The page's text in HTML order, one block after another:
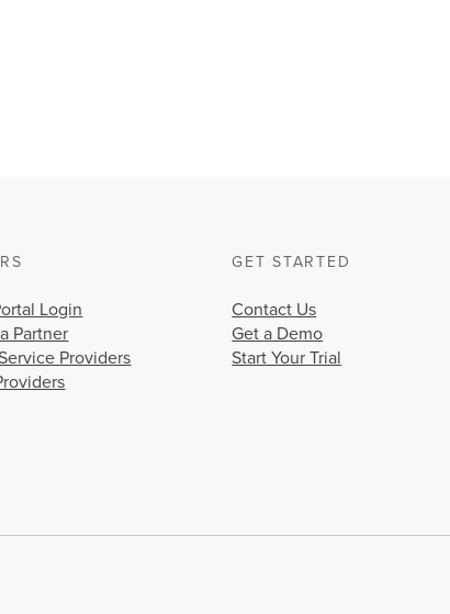
Login
Partner
Providers
GET STARTED
Contact Us
Get a Demo
Start Your Trial